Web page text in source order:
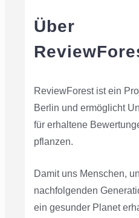
Über
ReviewForest ist ein
Berlin und ermöglicht
für erhaltene
pflanzen.
Damit uns Menschen,
nachfolgenden
ein gesunder Planet